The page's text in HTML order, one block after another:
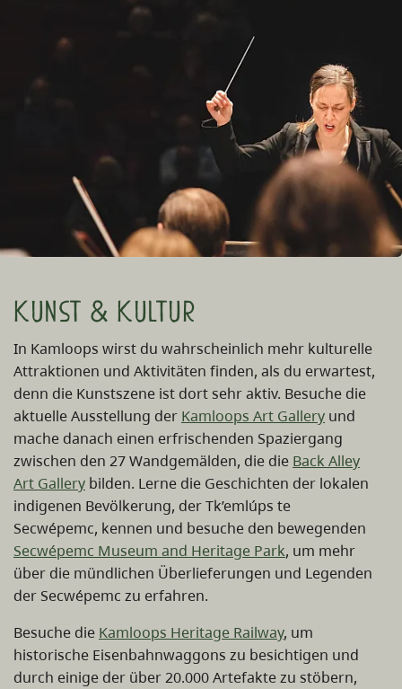
Kunst & Kultur
In Kamloops wirst du wahrscheinlich mehr kulturelle
Attraktionen und Aktivitäten finden, als du erwartest,
denn die Kunstszene ist dort sehr aktiv. Besuche die
aktuelle Ausstellung der Kamloops Art Gallery und
mache danach einen erfrischenden Spaziergang
zwischen den 27 Wandgemälden, die die Back Alley
Art Gallery bilden. Lerne die Geschichten der lokalen
indigenen Bevölkerung, der Tk’emlúps te
Secwépemc, kennen und besuche den bewegenden
Secwépemc Museum and Heritage Park, um mehr
über die mündlichen Überlieferungen und Legenden
der Secwépemc zu erfahren.
Besuche die Kamloops Heritage Railway, um
historische Eisenbahnwaggons zu besichtigen und
durch einige der über 20.000 Artefakte zu stöbern,